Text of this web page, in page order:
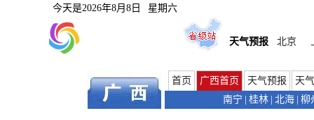
今天是2026年8月8日 星期六
天气预报 北京
首页 广西首页 天气预报
天
南宁
桂林 北海 柳